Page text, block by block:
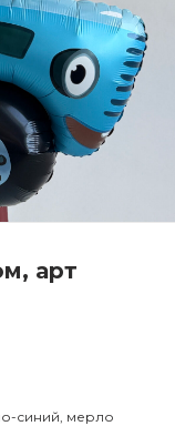
арт
синий, мерло